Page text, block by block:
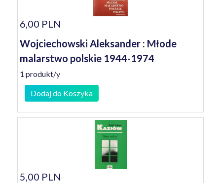
6,00 PLN
Wojciechowski Aleksander : Młode
malarstwo polskie 1944-1974
1 produkt/y
Dodaj do Koszyka
5,00 PLN